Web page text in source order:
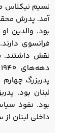
آمد. پدرش
فرانسوی
نقش داشتند.
پدربزرگ
لبنان بود.
بود. نفوذ
داخلی لبنان از سال ۱۹۷۵